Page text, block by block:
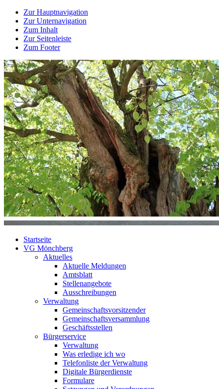
Zur Hauptnavigation
Zur Unternavigation
Zum Inhalt
Zur Seitenleiste
Zum Footer
Startseite
VG Mönchberg
Aktuelles
Aktuelle Meldungen
Amtsblatt
Stellenangebote
Ausschreibungen
Verwaltung
Gemeinschaftsvorsitzender
Gemeinschaftsversammlung
Geschäftsstellen
Bürgerservice
Verwaltung
Was erledige ich wo
Telefonliste der Verwaltung
Digitale Bürgerdienste
Formulare